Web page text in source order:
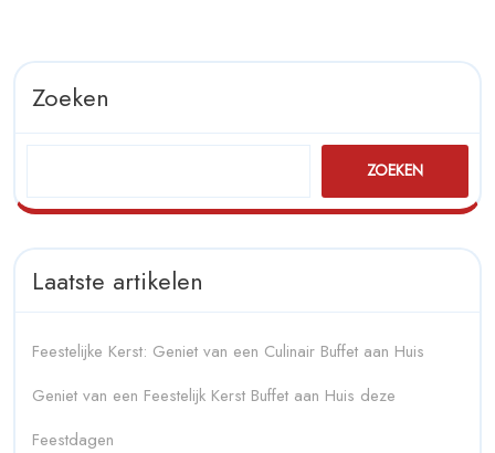
Zoeken
ZOEKEN
Laatste artikelen
Feestelijke Kerst: Geniet van een Culinair Buffet aan Huis
Geniet van een Feestelijk Kerst Buffet aan Huis deze
Feestdagen